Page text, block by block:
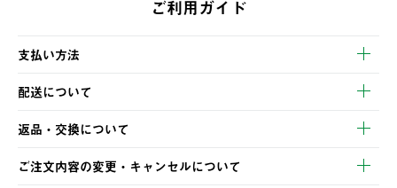
ご利用ガイド
支払い方法
以下のいずれかの方法でお支払いいただけます。
・クレジットカード決済
・コンビニ決済
・Pay-easy決済
配送について
【発送スケジュール】
ご注文・ご入金完了より2営業日以内に商品を発送いたします。
土日祝の発送はございませんので、木曜日以降のご注文は週明け
の発送となる場合がございます。
返品・交換について
※お客様都合の場合
ご注文内容の変更・キャンセルについて